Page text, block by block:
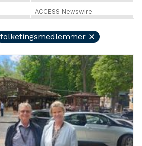
ACCESS Newswire
folketingsmedlemmer